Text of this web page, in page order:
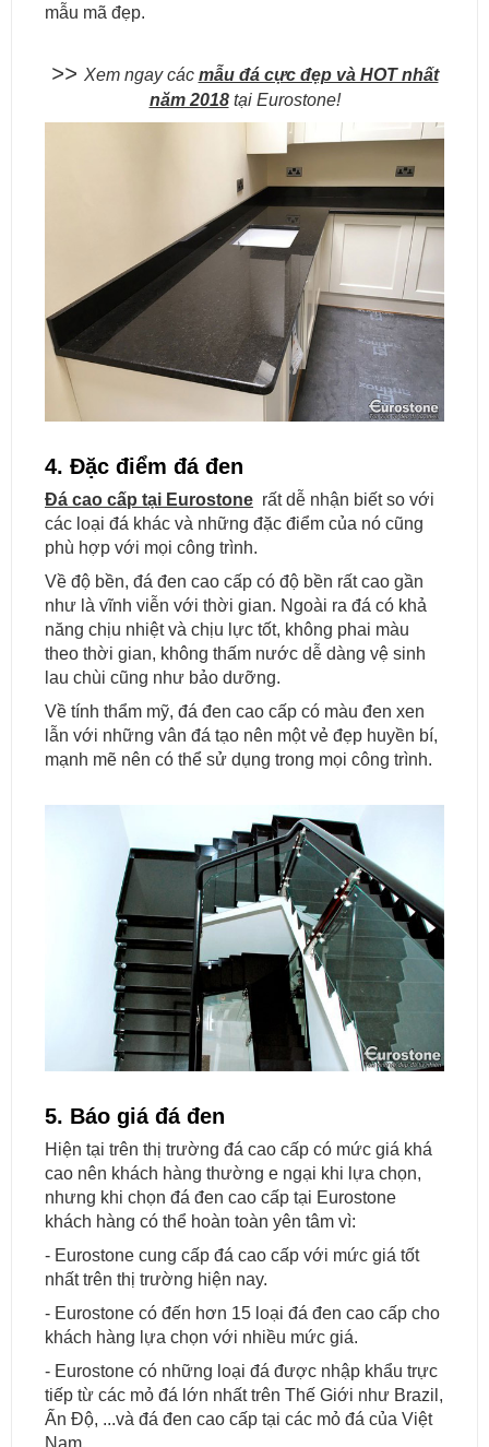
mẫu mã đẹp.
>> Xem ngay các mẫu đá cực đẹp và HOT nhất
năm 2018tại Eurostone!
4. Đặc điểm đá đen
Đá cao cấp tại Eurostone rất dễ nhận biết so với
các loại đá khác và những đặc điểm của nó cũng
phù hợp với mọi công trình.
Về độ bền, đá đen cao cấp có độ bền rất cao gần
như là vĩnh viễn với thời gian. Ngoài ra đá có khả
năng chịu nhiệt và chịu lực tốt, không phai màu
theo thời gian, không thấm nước dễ dàng vệ sinh
lau chùi cũng như bảo dưỡng.
Về tính thẩm mỹ, đá đen cao cấp có màu đen xen
lẫn với những vân đá tạo nên một vẻ đẹp huyền bí,
mạnh mẽ nên có thể sử dụng trong mọi công trình.
5. Báo giá đá đen
Hiện tại trên thị trường đá cao cấp có mức giá khá
cao nên khách hàng thường e ngại khi lựa chọn,
nhưng khi chọn đá đen cao cấp tại Eurostone
khách hàng có thể hoàn toàn yên tâm vì:
- Eurostone cung cấp đá cao cấp với mức giá tốt
nhất trên thị trường hiện nay.
- Eurostone có đến hơn 15 loại đá đen cao cấp cho
khách hàng lựa chọn với nhiều mức giá.
- Eurostone có những loại đá được nhập khẩu trực
tiếp từ các mỏ đá lớn nhất trên Thế Giới như Brazil,
Ấn Độ, ...và đá đen cao cấp tại các mỏ đá của Việt
Nam.